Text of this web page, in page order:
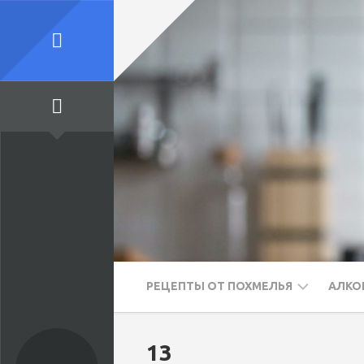
content
РЕЦЕПТЫ ОТ ПОХМЕЛЬЯ
БЛЮДА
13